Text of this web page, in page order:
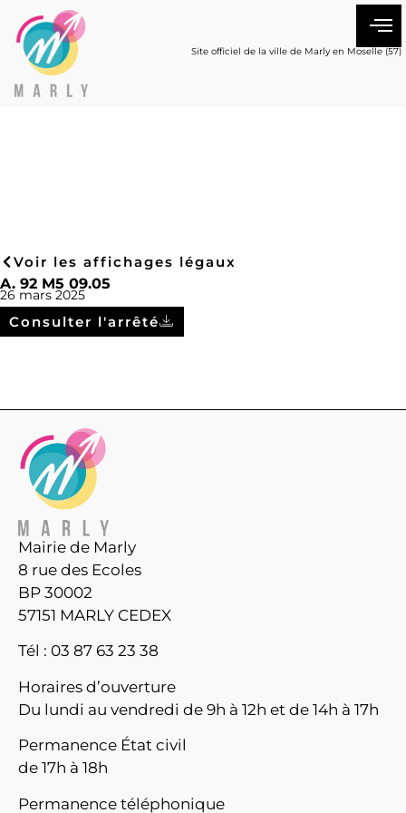
Site officiel de la ville de Marly en Moselle (57)
Voir les affichages légaux
A. 92 M5 09.05
26 mars 2025
Consulter l'arrêté
Mairie de Marly
8 rue des Ecoles
BP 30002
57151 MARLY CEDEX
Tél : 03 87 63 23 38
Horaires d’ouverture
Du lundi au vendredi de 9h à 12h et de 14h à 17h
Permanence État civil
de 17h à 18h
Permanence téléphonique